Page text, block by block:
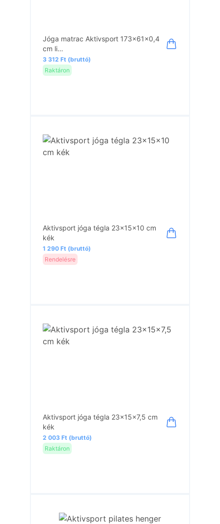
Jóga matrac Aktivsport 173x61x0,4
cm li…
3 312 Ft (bruttó)
Raktáron
Aktivsport jóga tégla 23x15x10 cm
kék
1 290 Ft (bruttó)
Rendelésre
Aktivsport jóga tégla 23x15x7,5 cm
kék
2 003 Ft (bruttó)
Raktáron